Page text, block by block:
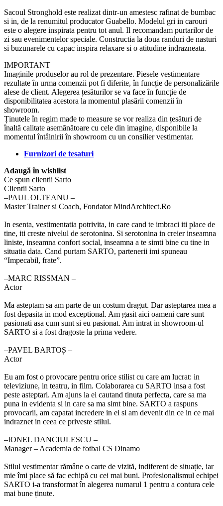
Sacoul Stronghold este realizat dintr-un amestesc rafinat de bumbac
si in, de la renumitul producator Guabello. Modelul gri in carouri
este o alegere inspirata pentru tot anul. Il recomandam purtarilor de
zi sau evenimentelor speciale. Constructia la doua randuri de nasturi
si buzunarele cu capac inspira relaxare si o atitudine indrazneata.
IMPORTANT
Imaginile produselor au rol de prezentare. Piesele vestimentare
rezultate în urma comenzii pot fi diferite, în funcție de personalizările
alese de client. Alegerea țesăturilor se va face în funcție de
disponibilitatea acestora la momentul plasării comenzii în
showroom.
Ținutele în regim made to measure se vor realiza din țesături de
înaltă calitate asemănătoare cu cele din imagine, disponibile la
momentul întâlnirii în showroom cu un consilier vestimentar.
Furnizori de tesaturi
Adaugă în wishlist
Ce spun clientii Sarto
Clientii Sarto
‒PAUL OLTEANU –
Master Trainer si Coach, Fondator MindArchitect.Ro
In esenta, vestimentatia potrivita, in care cand te imbraci iti place de
tine, iti creste nivelul de serotonina. Si serotonina in creier inseamna
liniste, inseamna confort social, inseamna a te simti bine cu tine in
situatia data. Cand purtam SARTO, partenerii imi spuneau
“Impecabil, frate”.
‒MARC RISSMAN –
Actor
Ma asteptam sa am parte de un costum dragut. Dar asteptarea mea a
fost depasita in mod exceptional. Am gasit aici oameni care sunt
pasionati asa cum sunt si eu pasionat. Am intrat in showroom-ul
SARTO si a fost dragoste la prima vedere.
‒PAVEL BARTOȘ –
Actor
Eu am fost o provocare pentru orice stilist cu care am lucrat: in
televiziune, in teatru, in film. Colaborarea cu SARTO insa a fost
peste asteptari. Am ajuns la ei cautand tinuta perfecta, care sa ma
puna in evidenta si in care sa ma simt bine. SARTO a raspuns
provocarii, am capatat incredere in ei si am devenit din ce in ce mai
indraznet in ceea ce priveste stilul.
‒IONEL DANCIULESCU –
Manager – Academia de fotbal CS Dinamo
Stilul vestimentar rămâne o carte de vizită, indiferent de situație, iar
mie îmi place să fac echipă cu cei mai buni. Profesionalismul echipei
SARTO i-a transformat în alegerea numarul 1 pentru a contura cele
mai bune ținute.